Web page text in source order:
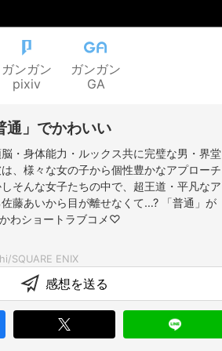
ガンガン
pixiv
ガンガン
GA
通」でかわいい
・身体能力・ルックス共に完璧な男・界堂
、様々な女の子から個性豊かなアプローチ
そんな女子たちの中で、超王道・平凡なア
藤あいから目が離せなくて…? 「普通」が
わショートラブコメ♡
感想を送る